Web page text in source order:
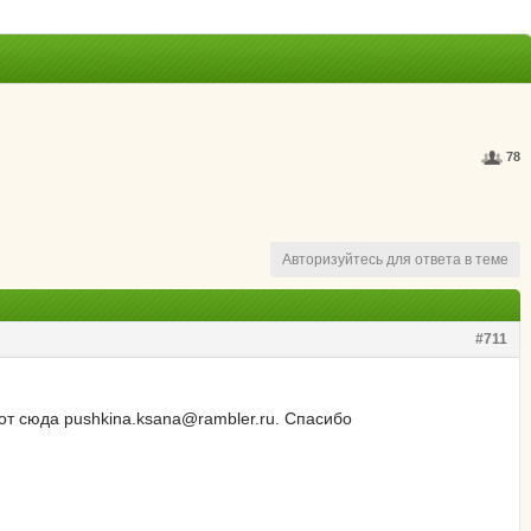
78
Авторизуйтесь для ответа в теме
#711
сюда pushkina.ksana@rambler.ru. Спасибо